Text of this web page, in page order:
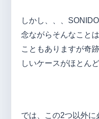
しかし、、、
念ながらそんなこと
こともありますが奇
しいケースがほとんど
では、この2つ以外